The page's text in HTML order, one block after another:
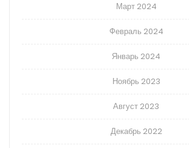
Март 2024
Февраль 2024
Январь 2024
Ноябрь 2023
Август 2023
Декабрь 2022